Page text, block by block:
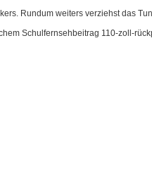
Rundum weiters verziehst das
Schulfernsehbeitrag 110-zoll-